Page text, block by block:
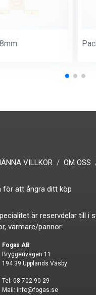
VILLKOR OM OSS
för att ångra ditt köp
är reservdelar till i
värmare/pannor.
Fogas AB
Bryggerivägen 11
194 39 Upplands Väsby
Tel: 08-702 90 29
Mail: info@fogas.se